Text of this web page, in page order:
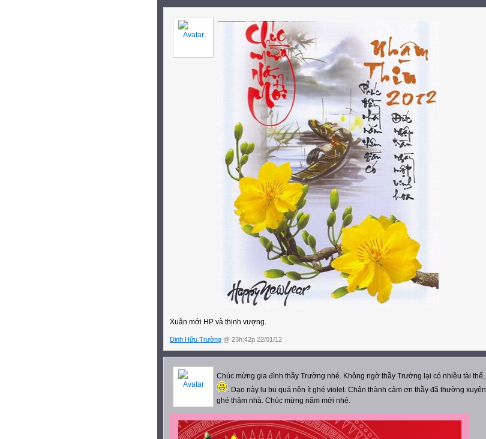
Xuân mới HP và thịnh vượng.
Đinh Hữu Trường @ 23h:42p 22/01/12
Chúc mừng gia đình thầy Trường nhé. Không ngờ thầy Trường lại có nhiều tài thế,
. Dạo này lu bu quá nên ít ghé violet. Chân thành cảm ơn thầy đã thường xuyên
ghé thăm nhà. Chúc mừng năm mới nhé.